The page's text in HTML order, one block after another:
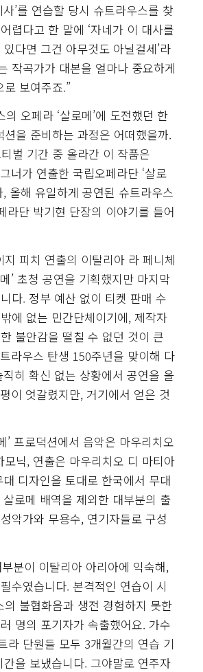
’를 연습할 당시 슈트라우스를 찾
렵다고 한 말에 ‘자네가 이 대사를
다면 그건 아무것도 아닐걸세’라
작곡가가 대본을 얼마나 중요하게
보여주죠.”
오페라 ‘살로메’에 도전했던 한
을 준비하는 과정은 어떠했을까.
벌 기간 중 올라간 이 작품은
너가 연출한 국립오페라단 ‘살로
, 올해 유일하게 공연된 슈트라우스
라단 박기현 단장의 이야기를 들어
지 피치 연출의 이탈리아 라 페니체
’ 초청 공연을 기획했지만 마지막
다. 정부 예산 없이 티켓 판매 수
에 없는 민간단체이기에, 제작자
불안감을 떨칠 수 없던 것이 큰
라우스 탄생 150주년을 맞이해 다
히 확신 없는 상황에서 공연을 올
이 엇갈렸지만, 거기에서 얻은 것
’ 프로덕션에서 음악은 마우리치오
모닉, 연출은 마우리치오 디 마티아
디자인을 토대로 한국에서 무대
로메 배역을 제외한 대부분의 출
악가와 무용수, 연기자들로 구성
분이 이탈리아 아리아에 익숙해,
수였습니다. 본격적인 연습이 시
의 불협화음과 생전 경험하지 못한
명의 포기자가 속출했어요. 가수
라 단원들 모두 3개월간의 연습 기
을 보냈습니다. 그야말로 연주자